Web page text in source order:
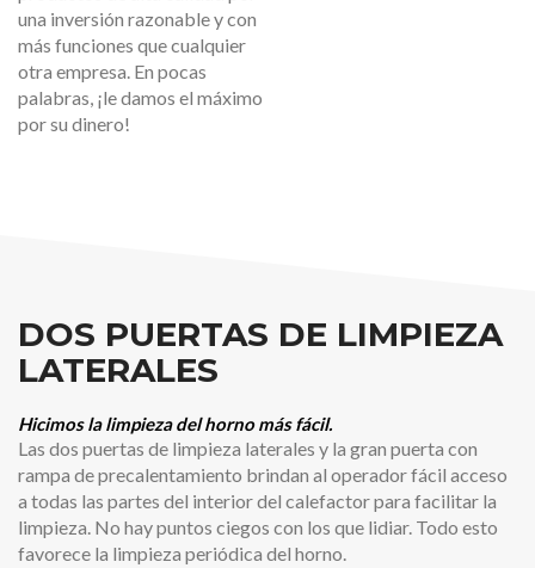
una inversión razonable y con
más funciones que cualquier
otra empresa. En pocas
palabras, ¡le damos el máximo
por su dinero!
DOS PUERTAS DE LIMPIEZA
LATERALES
Hicimos la limpieza del horno más fácil.
Las dos puertas de limpieza laterales y la gran puerta con
rampa de precalentamiento brindan al operador fácil acceso
a todas las partes del interior del calefactor para facilitar la
limpieza. No hay puntos ciegos con los que lidiar. Todo esto
favorece la limpieza periódica del horno.